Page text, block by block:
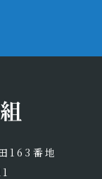
163番地